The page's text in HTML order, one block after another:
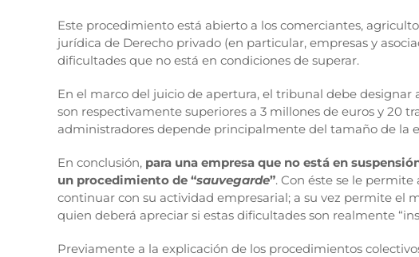
Este procedimiento está abierto a los comerciantes,
jurídica de Derecho privado (en particular, empresas y
dificultades que no está en condiciones de superar.
En el marco del juicio de apertura, el tribunal debe
son respectivamente superiores a 3 millones de euros y 20
administradores depende principalmente del tamaño de la
En conclusión, para una empresa que no está en
un procedimiento de “sauvegarde”. Con éste se le
continuar con su actividad empresarial; a su vez permite el
quien deberá apreciar si estas dificultades son realmente
Previamente a la explicación de los procedimientos